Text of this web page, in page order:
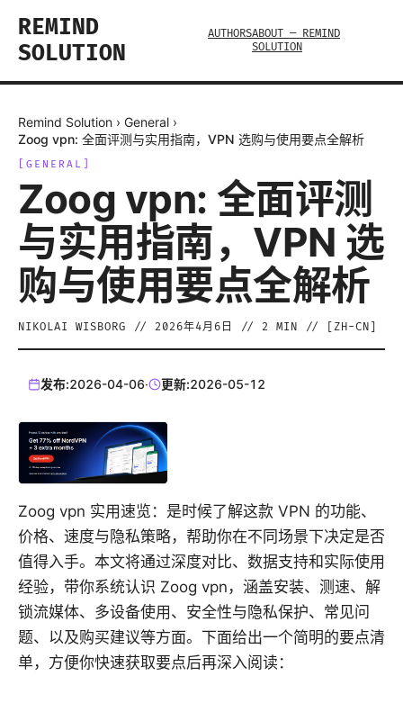
REMIND
SOLUTION
AUTHORSABOUT — REMIND
SOLUTION
Remind Solution › General ›
Zoog vpn: 全面评测与实用指南，VPN 选购与使用要点全解析
GENERAL
Zoog vpn: 全面评测
与实用指南，VPN 选
购与使用要点全解析
NIKOLAI WISBORG // 2026年4月6日 // 2 MIN // [ ZH-CN
发布:2026-04-06· 更新:2026-05-12
Zoog vpn 实用速览：是时候了解这款 VPN 的功能、
价格、速度与隐私策略，帮助你在不同场景下决定是否
值得入手。本文将通过深度对比、数据支持和实际使用
经验，带你系统认识 Zoog vpn，涵盖安装、测速、解
锁流媒体、多设备使用、安全性与隐私保护、常见问
题、以及购买建议等方面。下面给出一个简明的要点清
单，方便你快速获取要点后再深入阅读：